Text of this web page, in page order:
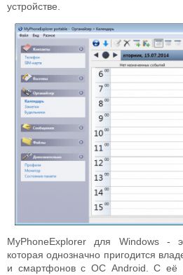
устройстве.
MyPhoneExplorer для Windows -
которая однозначно пригодится
и смартфонов с ОС Android. С её